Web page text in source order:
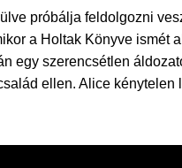
próbálja feldolgozni
a Holtak Könyve ismét
egy szerencsétlen
ellen. Alice